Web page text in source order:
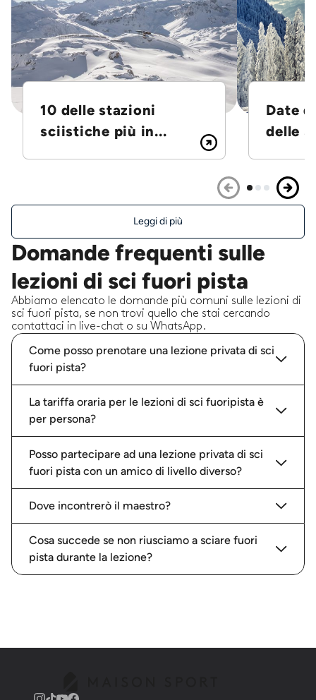
10 delle stazioni
sciistiche più in...
Date
delle
Leggi di più
Domande frequenti sulle
lezioni di sci fuori pista
Abbiamo elencato le domande più comuni sulle lezioni di
sci fuori pista, se non trovi quello che stai cercando
contattaci in live-chat o su WhatsApp.
Come posso prenotare una lezione privata di sci
fuori pista?
La tariffa oraria per le lezioni di sci fuoripista è
per persona?
Posso partecipare ad una lezione privata di sci
fuori pista con un amico di livello diverso?
Dove incontrerò il maestro?
Cosa succede se non riusciamo a sciare fuori
pista durante la lezione?